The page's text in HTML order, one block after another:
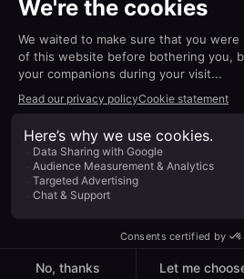
sur la
sur
noCRM est un outil de vente
à l’action, réduire
deals.
Pas de carte